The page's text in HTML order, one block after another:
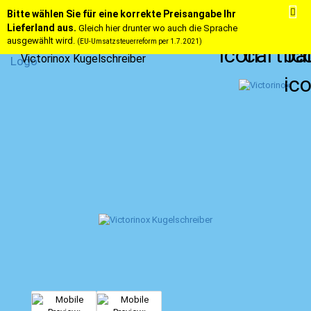
Bitte wählen Sie für eine korrekte Preisangabe Ihr
Lieferland aus. Gleich hier drunter wo auch die Sprache
ausgewählt wird. (EU-Umsatzsteuerreform per 1.7.2021)
Victorinox Kugelschreiber